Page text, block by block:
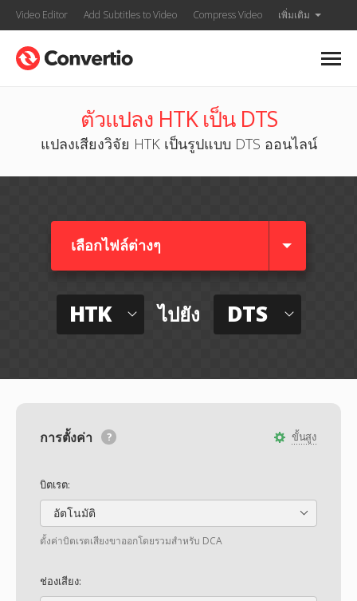
Video Editor Add Subtitles to Video Compress Video เพิ่มเติม
ตัวแปลง HTK เป็น DTS
แปลงเสียงวิจัย HTK เป็นรูปแบบ DTS ออนไลน์
เลือกไฟล์ต่างๆ​
HTK ไปยัง DTS
ขั้นสูง
การตั้งค่า
บิตเรต:
อัตโนมัติ
ตั้งค่าบิตเรตเสียงขาออกโดยรวมสำหรับ DCA
ช่องเสียง: